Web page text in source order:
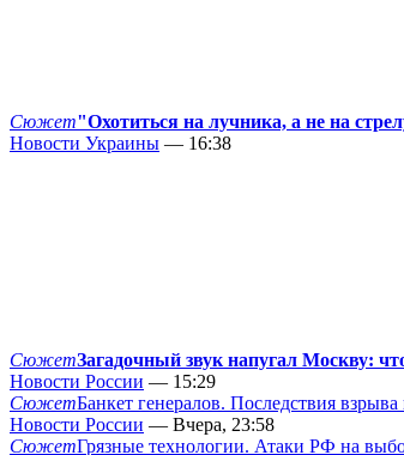
Сюжет"Охотиться на лучника, а не на
Новости Украины — 16:38
СюжетЗагадочный звук напугал Москву:
Новости России — 15:29
СюжетБанкет генералов. Последствия
Новости России — Вчера, 23:58
СюжетГрязные технологии. Атаки РФ на